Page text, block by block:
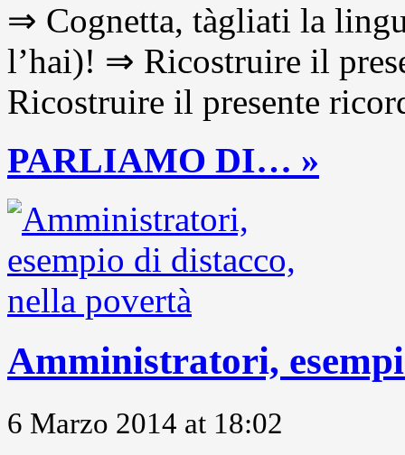
⇒ Cognetta, tàgliati la
l’hai)! ⇒ Ricostruire il
Ricostruire il presente
PARLIAMO DI… »
Amministratori,
6 Marzo 2014 at 18:02